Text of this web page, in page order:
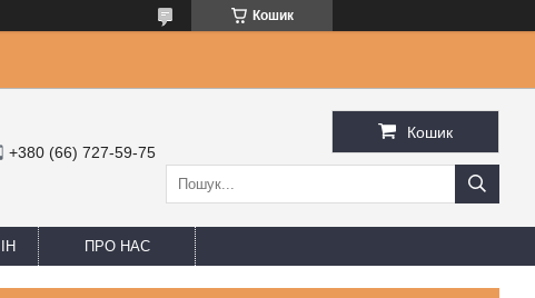
Кошик
+380 (66) 727-59-75
Кошик
ПРО НАС